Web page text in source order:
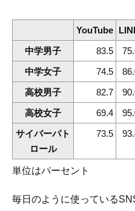
YouTube
中学男子
83.5
中学女子
74.5
高校男子
82.7
高校女子
69.4
サイバーパト
ロール
73.5
単位はパーセント
毎日のように使っている